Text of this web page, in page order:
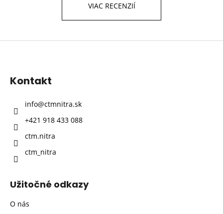
VIAC RECENZIÍ
Z
Kontakt
info@ctmnitra.sk
+421 918 433 088
ctm.nitra
ctm_nitra
Užitočné odkazy
O nás